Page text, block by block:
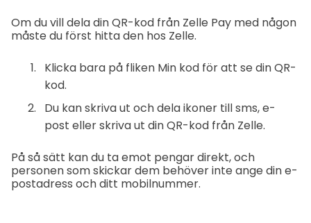
Om du vill dela din QR-kod från Zelle Pay med någon
måste du först hitta den hos Zelle.
Klicka bara på fliken Min kod för att se din QR-
kod.
Du kan skriva ut och dela ikoner till sms, e-
post eller skriva ut din QR-kod från Zelle.
På så sätt kan du ta emot pengar direkt, och
personen som skickar dem behöver inte ange din e-
postadress och ditt mobilnummer.